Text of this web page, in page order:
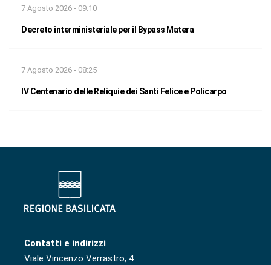
7 Agosto 2026 - 09:10
Decreto interministeriale per il Bypass Matera
7 Agosto 2026 - 08:25
IV Centenario delle Reliquie dei Santi Felice e Policarpo
Contatti e indirizzi
Viale Vincenzo Verrastro, 4